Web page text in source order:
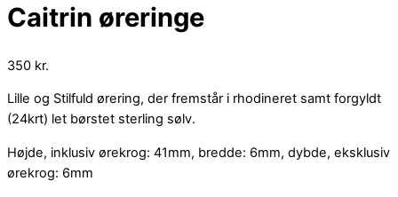
Caitrin øreringe
350 kr.
Lille og Stilfuld ørering, der fremstår i rhodineret samt forgyldt
(24krt) let børstet sterling sølv.
Højde, inklusiv ørekrog: 41mm, bredde: 6mm, dybde, eksklusiv
ørekrog: 6mm